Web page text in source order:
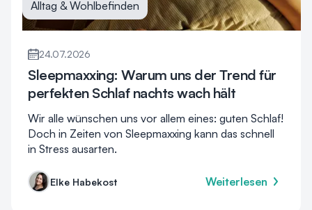
Alltag & Wohlbefinden
24.07.2026
Sleepmaxxing: Warum uns der Trend für
perfekten Schlaf nachts wach hält
Wir alle wünschen uns vor allem eines: guten Schlaf!
Doch in Zeiten von Sleepmaxxing kann das schnell
in Stress ausarten.
Elke Habekost Weiterlesen